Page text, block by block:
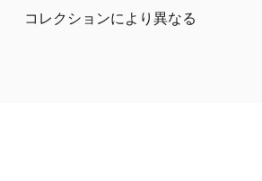
コレクションにより異なる